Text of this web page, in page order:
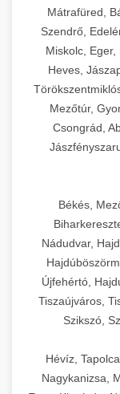
Mátrafüred,
Szendrő,
Miskolc, Eger,
Heves,
Mezőtúr,
Csongrád,
Békés,
Nádudvar,
Újfehértó,
Tiszaújváros,
Szikszó,
Hévíz,
Nagykanizsa,